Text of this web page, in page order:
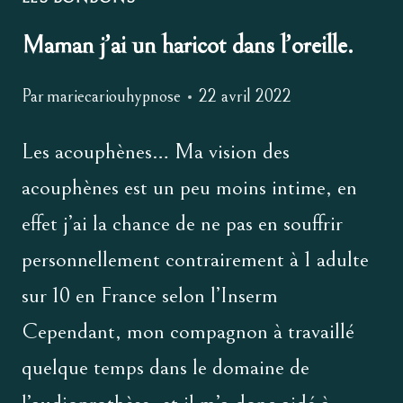
Maman j’ai un haricot dans l’oreille.
Parmariecariouhypnose 22 avril 2022
Les acouphènes… Ma vision des
acouphènes est un peu moins intime, en
effet j’ai la chance de ne pas en souffrir
personnellement contrairement à 1 adulte
sur 10 en France selon l’Inserm
Cependant, mon compagnon à travaillé
quelque temps dans le domaine de